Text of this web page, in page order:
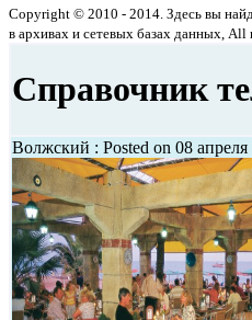
Copyright © 2010 - 2014. Здесь вы
в архивах и сетевых базах данных, All
Справочник
Волжский : Posted on 08